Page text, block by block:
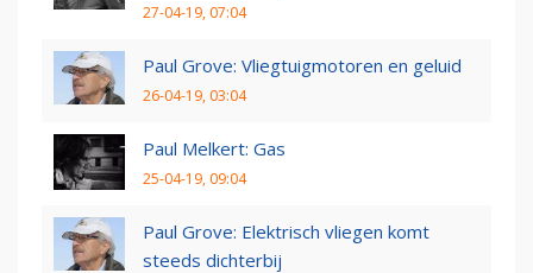
27-04-19, 07:04
Paul Grove: Vliegtuigmotoren en geluid
26-04-19, 03:04
Paul Melkert: Gas
25-04-19, 09:04
Paul Grove: Elektrisch vliegen komt
steeds dichterbij